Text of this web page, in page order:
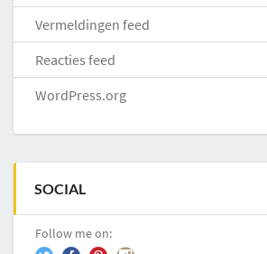
Vermeldingen feed
Reacties feed
WordPress.org
SOCIAL
Follow me on: